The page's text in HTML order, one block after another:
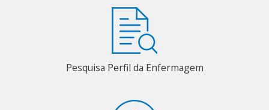
Pesquisa Perfil da Enfermagem